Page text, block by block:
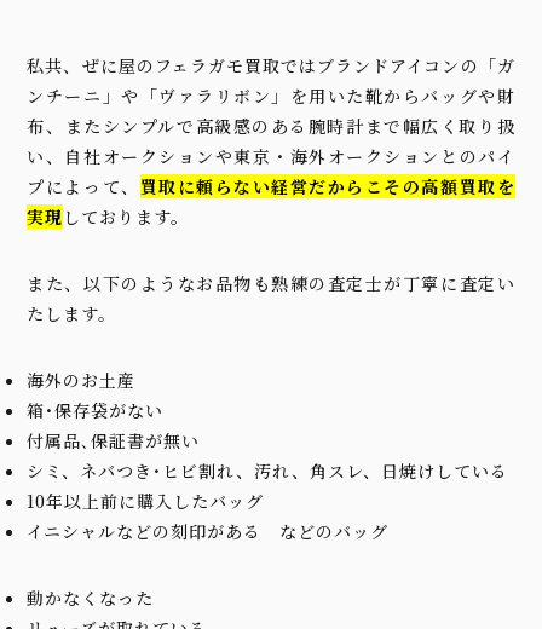
私共、ぜに屋のフェラガモ買取ではブランドアイコンの「ガ
ンチーニ」や「ヴァラリボン」を用いた靴からバッグや財
布、またシンプルで高級感のある腕時計まで幅広く取り扱
い、自社オークションや東京・海外オークションとのパイ
プによって、 買取に頼らない経営だからこその高額買取を
実現 しております。
また、以下のようなお品物も熟練の査定士が丁寧に査定い
たします。
海外のお土産
箱･保存袋がない
付属品､保証書が無い
シミ、ネバつき･ヒビ割れ、汚れ、角スレ、日焼けしている
10年以上前に購入したバッグ
イニシャルなどの刻印がある などのバッグ
動かなくなった